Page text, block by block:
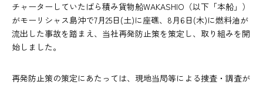
チャーターしていたばら積み貨物船WAKASHIO（以下「本船」）
がモーリシャス島沖で7月25日(土)に座礁、8月6日(木)に燃料油が
流出した事故を踏まえ、当社再発防止策を策定し、取り組みを開
始しました。
再発防止策の策定にあたっては、現地当局等による捜査・調査が